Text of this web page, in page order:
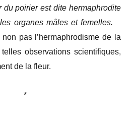
du poirier est dite hermaphrodite
organes mâles et femelles.
pas l’hermaphrodisme de la
observations scientifiques,
de la fleur.
*